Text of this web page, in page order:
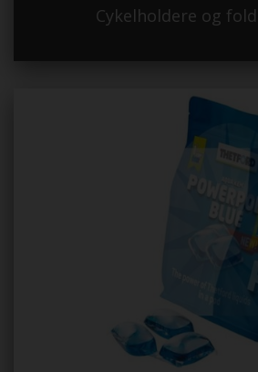
Cykelholdere og